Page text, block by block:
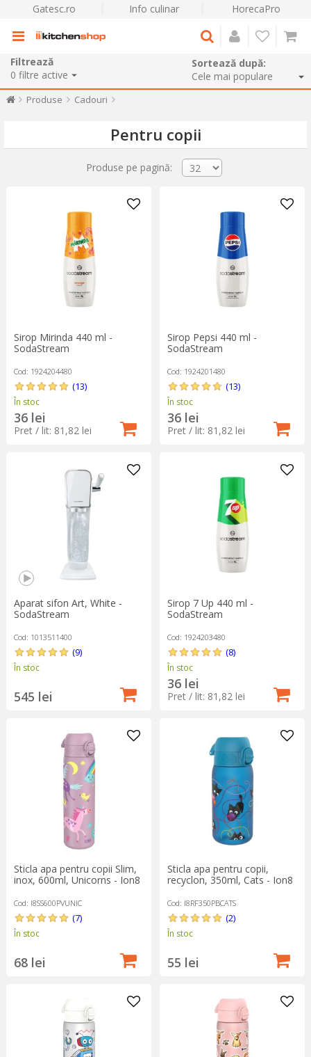
Gatesc.ro Info culinar HorecaPro
Filtrează
0 filtre active
Sortează după:
Produse Cadouri
Pentru copii
Produse pe pagină:
Sirop Mirinda 440 ml -
SodaStream
Cod: 1924204480
(13)
În stoc
36 lei
Pret / lit: 81,82 lei
Sirop Pepsi 440 ml -
SodaStream
Cod: 1924201480
(13)
În stoc
36 lei
Pret / lit: 81,82 lei
Aparat sifon Art, White -
SodaStream
Cod: 1013511400
(9)
În stoc
545 lei
Sirop 7 Up 440 ml -
SodaStream
Cod: 1924203480
(8)
În stoc
36 lei
Pret / lit: 81,82 lei
Sticla apa pentru copii Slim,
inox, 600ml, Unicorns - Ion8
Cod: I8SS600PVUNIC
(7)
În stoc
68 lei
Sticla apa pentru copii,
recyclon, 350ml, Cats - Ion8
Cod: I8RF350PBCATS
(2)
În stoc
55 lei